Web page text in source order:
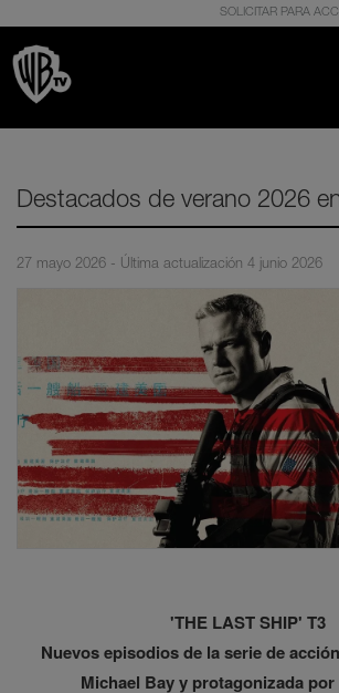
SOLICITAR PARA
Destacados de verano 2026
27 mayo 2026 - Última actualización 4 junio 2026
'THE LAST SHIP' T3
Nuevos episodios de la serie de
Michael Bay y protagonizada